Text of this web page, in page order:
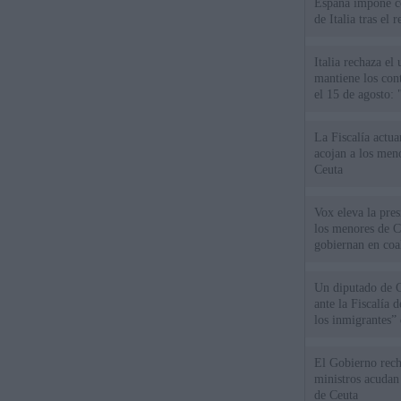
España impone
de Italia tras el
Italia rechaza
mantiene los
el 15 de agosto:
La Fiscalía
acojan a los
Ceuta
Vox eleva la
los menores de
gobiernan en
Un diputado de
ante la Fiscalía
los inmigrantes”
El Gobierno
ministros
de Ceuta